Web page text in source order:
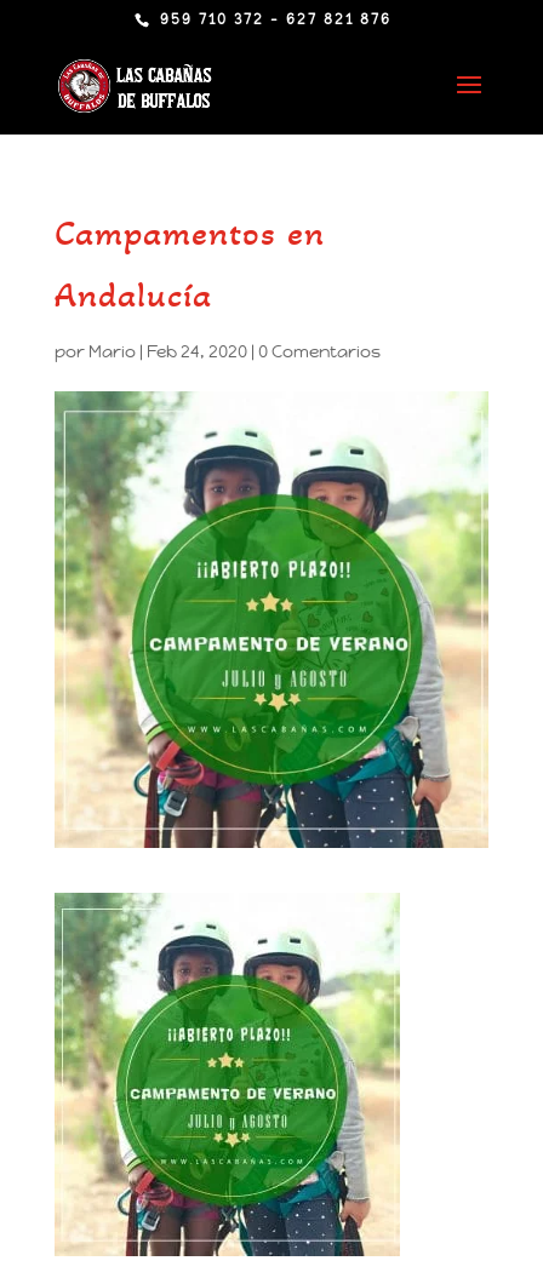
959 710 372 - 627 821 876
Campamentos en
Andalucía
por Mario| Feb 24, 2020| 0 Comentarios